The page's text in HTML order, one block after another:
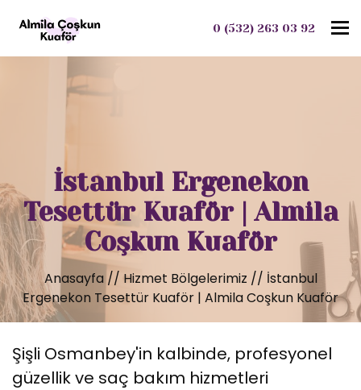
0 (532) 263 03 92
İstanbul Ergenekon
Tesettür Kuaför | Almila
Coşkun Kuaför
Anasayfa // Hizmet Bölgelerimiz // İstanbul
Ergenekon Tesettür Kuaför | Almila Coşkun Kuaför
Şişli Osmanbey'in kalbinde, profesyonel
güzellik ve saç bakım hizmetleri